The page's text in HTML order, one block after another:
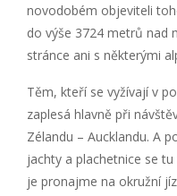
novodobém objeviteli
do výše 3724 metrů nad
stránce ani s některými
Těm, kteří se vyžívají v
zaplesá hlavně při
Zélandu – Aucklandu. A
jachty a plachetnice se
je pronajme na okružní